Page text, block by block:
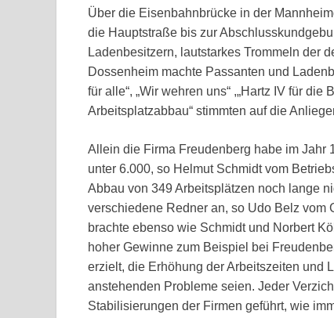
Über die Eisenbahnbrücke in der
die Hauptstraße bis zur
Ladenbesitzern, lautstarkes Trommeln der
Dossenheim machte Passanten und
für alle“, „Wir wehren uns“ ,„Hartz IV für
Arbeitsplatzabbau“ stimmten auf die
Allein die Firma Freudenberg habe im Jahr
unter 6.000, so Helmut Schmidt vom
Abbau von 349 Arbeitsplätzen noch lange
verschiedene Redner an, so Udo Belz vom
brachte ebenso wie Schmidt und Norbert
hoher Gewinne zum Beispiel bei
erzielt, die Erhöhung der Arbeitszeiten und
anstehenden Probleme seien. Jeder
Stabilisierungen der Firmen geführt, wie